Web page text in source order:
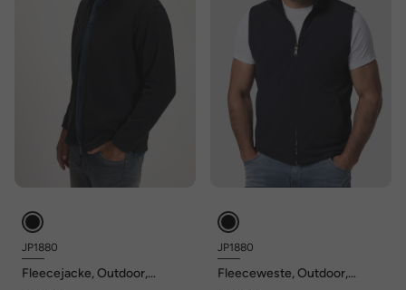
JP1880
Fleecejacke, Outdoor,
JP1880
Fleeceweste, Outdoor,